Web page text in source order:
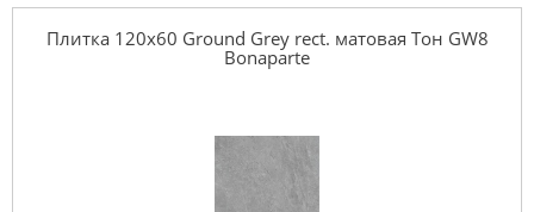
Плитка 120x60 Ground Grey rect. матовая Тон GW8
Bonaparte